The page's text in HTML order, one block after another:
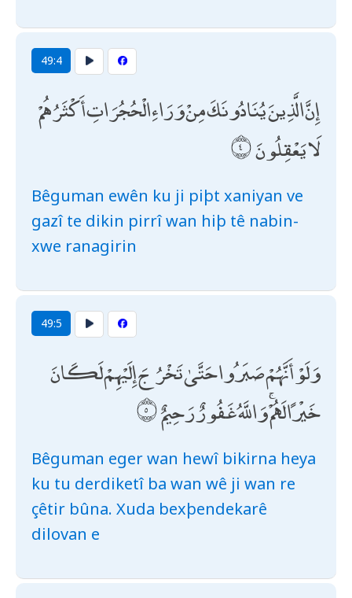
49:4
إِنَّ الَّذِينَ يُنَادُونَكَ مِنْ وَرَاءِ الْحُجُرَاتِ أَكْثَرُهُمْ
لَا يَعْقِلُونَ
Bêguman ewên ku ji piþt xaniyan ve
gazî te dikin pirrî wan hiþ tê nabin-
xwe ranagirin
49:5
وَلَوْ أَنَّهُمْ صَبَرُوا حَتَّىٰ تَخْرُجَ إِلَيْهِمْ لَكَانَ
خَيْرًا لَهُمْ ۚ وَاللَّهُ غَفُورٌ رَحِيمٌ
Bêguman eger wan hewî bikirna heya
ku tu derdiketî ba wan wê ji wan re
çêtir bûna. Xuda bexþendekarê
dilovan e